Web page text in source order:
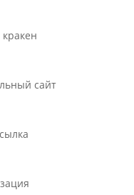
сайт